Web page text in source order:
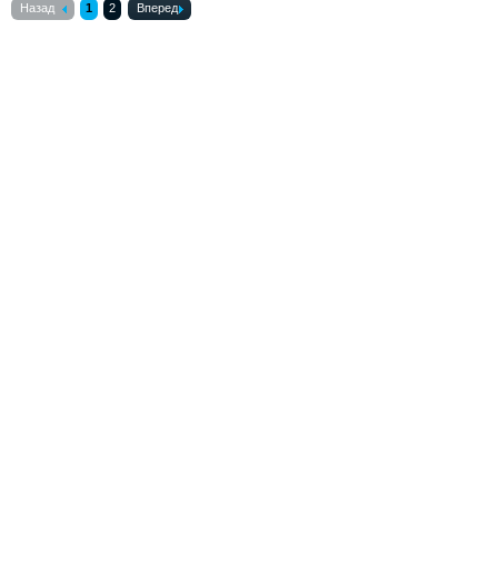
Назад 1 2 Вперед